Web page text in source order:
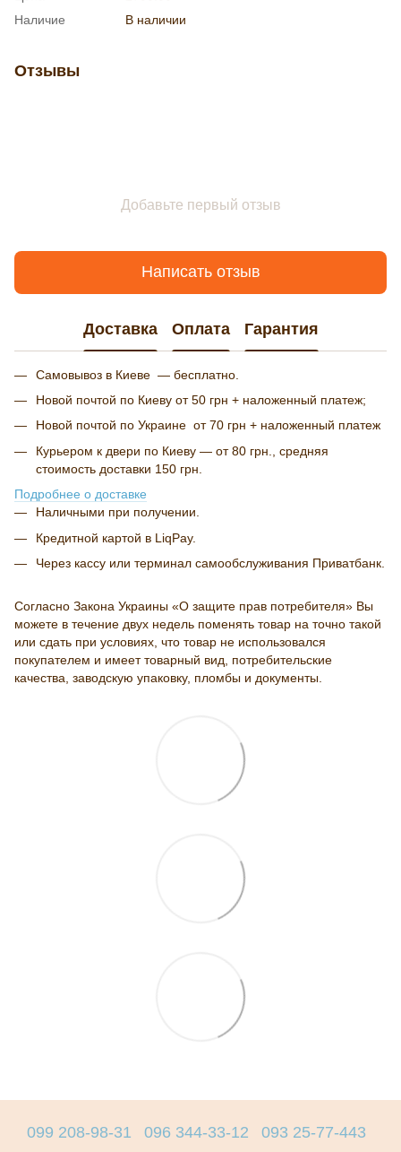
Наличие
В наличии
Отзывы
Добавьте первый отзыв
Написать отзыв
Доставка Оплата Гарантия
Самовывоз в Киеве — бесплатно.
Новой почтой по Киеву от 50 грн + наложенный платеж;
Новой почтой по Украине от 70 грн + наложенный платеж
Курьером к двери по Киеву — от 80 грн., средняя
стоимость доставки 150 грн.
Подробнее о доставке
Наличными при получении.
Кредитной картой в LiqPay.
Через кассу или терминал самообслуживания Приватбанк.
Согласно Закона Украины «О защите прав потребителя» Вы
можете в течение двух недель поменять товар на точно такой
или сдать при условиях, что товар не использовался
покупателем и имеет товарный вид, потребительские
качества, заводскую упаковку, пломбы и документы.
099 208-98-31 096 344-33-12 093 25-77-443